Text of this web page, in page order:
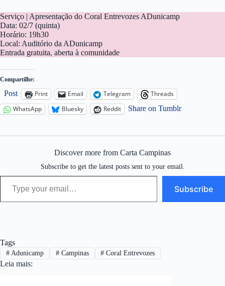
Serviço | Apresentação do Coral Entrevozes ADunicamp
Data: 02/7 (quinta)
Horário: 19h30
Local: Auditório da ADunicamp
Entrada gratuita, aberta à comunidade
Compartilhe:
Post Print Email Telegram
Threads
WhatsApp
Bluesky Reddit Share on Tumblr
Discover more from Carta Campinas
Subscribe to get the latest posts sent to your email.
Type your email…
Subscribe
Tags
#Adunicamp #Campinas # Coral Entrevozes
Leia mais: